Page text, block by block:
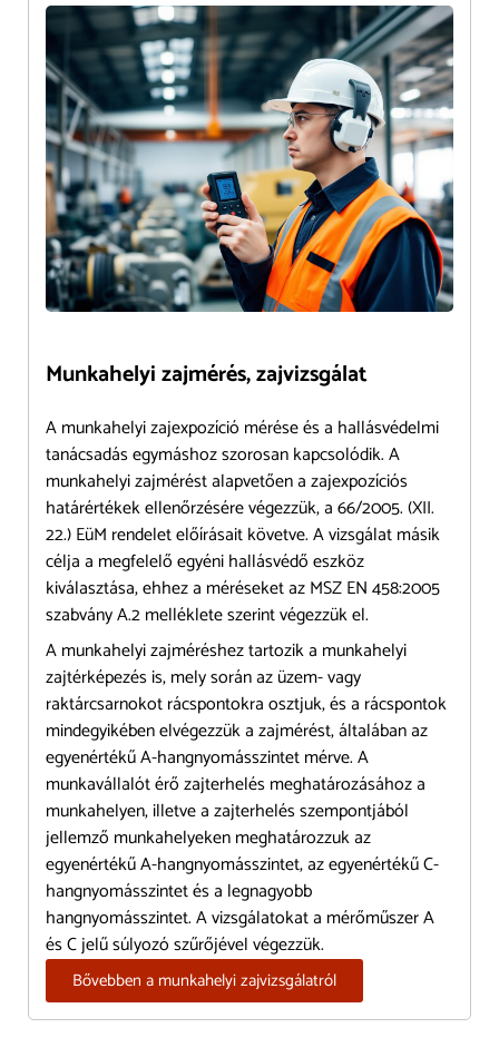
Munkahelyi zajmérés, zajvizsgálat
A munkahelyi zajexpozíció mérése és a hallásvédelmi
tanácsadás egymáshoz szorosan kapcsolódik. A
munkahelyi zajmérést alapvetően a zajexpozíciós
határértékek ellenőrzésére végezzük, a 66/2005. (XII.
22.) EüM rendelet előírásait követve. A vizsgálat másik
célja a megfelelő egyéni hallásvédő eszköz
kiválasztása, ehhez a méréseket az MSZ EN 458:2005
szabvány A.2 melléklete szerint végezzük el.
A munkahelyi zajméréshez tartozik a munkahelyi
zajtérképezés is, mely során az üzem- vagy
raktárcsarnokot rácspontokra osztjuk, és a rácspontok
mindegyikében elvégezzük a zajmérést, általában az
egyenértékű A-hangnyomásszintet mérve. A
munkavállalót érő zajterhelés meghatározásához a
munkahelyen, illetve a zajterhelés szempontjából
jellemző munkahelyeken meghatározzuk az
egyenértékű A-hangnyomásszintet, az egyenértékű C-
hangnyomásszintet és a legnagyobb
hangnyomásszintet. A vizsgálatokat a mérőműszer A
és C jelű súlyozó szűrőjével végezzük.
Bővebben a munkahelyi zajvizsgálatról